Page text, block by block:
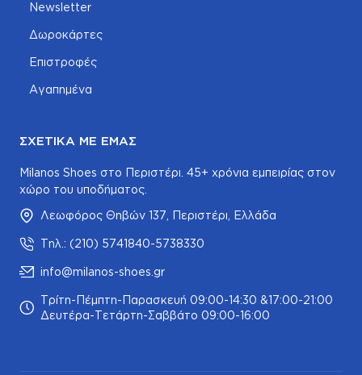
Newsletter
Δωροκάρτες
Επιστροφές
Αγαπημένα
ΣΧΕΤΙΚΆ ΜΕ ΕΜΆΣ
Milanos Shoes στο Περιστέρι. 45+ χρόνια εμπειρίας στον
χώρο του υποδήματος.
Λεωφόρος Θηβών 137, Περιστέρι, Ελλάδα
Τηλ.: (210) 5741840-5738330
info@milanos-shoes.gr
Τρίτη-Πέμπτη-Παρασκευή 09:00-14:30 &17:00-21:00
Δευτέρα-Τετάρτη-Σαββάτο 09:00-16:00